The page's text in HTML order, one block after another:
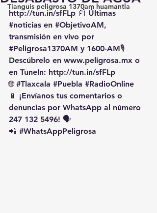
Tianguis peligrosa 1370am huamantla
http://tun.in/sfFLp 📰 Últimas
#noticias en #ObjetivoAM,
transmisión en vivo por
#Peligrosa1370AM y 1600-AM🎙️
Descúbrelo en www.peligrosa.mx o
en TuneIn: http://tun.in/sfFLp
🌐 #Tlaxcala #Puebla #RadioOnline
📱 ¡Envíanos tus comentarios o
denuncias por WhatsApp al número
247 132 5496! 🗣️
📲 #WhatsAppPeligrosa